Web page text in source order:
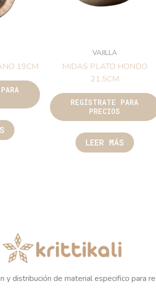
19CM
VAJILLA
MIDAS PLATO HONDO
21,5CM
REGÍSTRATE PARA
PRECIOS
LEER MÁS
y distribución de material especifico para